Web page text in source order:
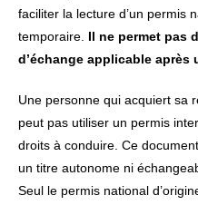
faciliter la lecture d’un permis
temporaire. Il ne permet pas
d’échange applicable
Une personne qui acquiert sa
peut pas utiliser un permis
droits à conduire. Ce
un titre autonome ni
Seul le permis national